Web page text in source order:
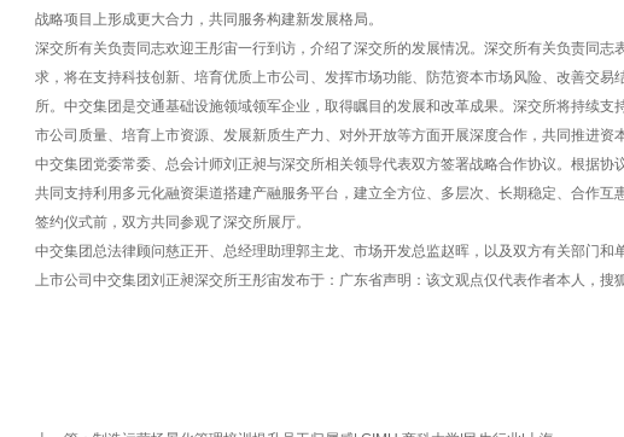
战略项目上形成更大合力，共同服务构建新发展格局。
深交所有关负责同志欢迎王彤宙一行到访，介绍了深交所的发展情况。深交所有关负责同志
求，将在支持科技创新、培育优质上市公司、发挥市场功能、防范资本市场风险、改善交
所。中交集团是交通基础设施领域领军企业，取得瞩目的发展和改革成果。深交所将持续
市公司质量、培育上市资源、发展新质生产力、对外开放等方面开展深度合作，共同推进资
中交集团党委常委、总会计师刘正昶与深交所相关领导代表双方签署战略合作协议。根据协
共同支持利用多元化融资渠道搭建产融服务平台，建立全方位、多层次、长期稳定、合作互
签约仪式前，双方共同参观了深交所展厅。
中交集团总法律顾问慈正开、总经理助理郭主龙、市场开发总监赵晖，以及双方有关部门和
上市公司中交集团刘正昶深交所王彤宙发布于：广东省声明：该文观点仅代表作者本人，搜